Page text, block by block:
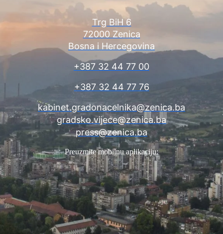
Trg BiH 6
72000 Zenica
Bosna i Hercegovina
+387 32 44 77 00
+387 32 44 77 76
kabinet.gradonacelnika@zenica.ba
gradsko.vijece@zenica.ba
press@zenica.ba
Preuzmite mobilnu aplikaciju: